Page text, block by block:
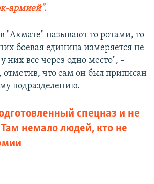
армией".
"Ахмате" называют то ротами, то
боевая единица измеряется не
них все через одно место", –
что сам он был приписан
подразделению.
спецназ и не
немало людей, кто не